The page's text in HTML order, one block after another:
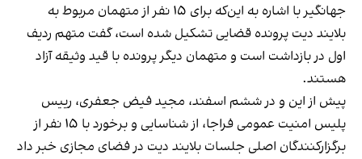
جهانگیر با اشاره به این‌که برای ۱۵ نفر از متهمان مربوط به
بلایند دیت پرونده قضایی تشکیل شده است، گفت متهم ردیف
اول در بازداشت است و متهمان دیگر پرونده با قید وثیقه آزاد
هستند.
پیش از این و در ششم اسفند، مجید فیض‌ جعفری، رییس
پلیس امنیت عمومی فراجا، از شناسایی و برخورد با ۱۵ نفر از
برگزارکنندگان اصلی جلسات بلایند دیت در فضای مجازی خبر داد